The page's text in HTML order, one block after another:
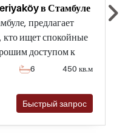
в Стамбуле
предлагает
кто ищет спокойные
доступом к
цена за такой
обдумано
недвижимость в
6 450 кв.м
Быстрый запрос